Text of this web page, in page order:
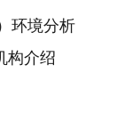
环境分析
构介绍